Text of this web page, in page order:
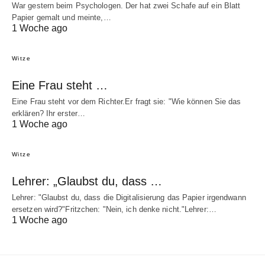
War gestern beim Psychologen. Der hat zwei Schafe auf ein Blatt
Papier gemalt und meinte,…
1 Woche ago
Witze
Eine Frau steht …
Eine Frau steht vor dem Richter.Er fragt sie: "Wie können Sie das
erklären? Ihr erster…
1 Woche ago
Witze
Lehrer: „Glaubst du, dass …
Lehrer: "Glaubst du, dass die Digitalisierung das Papier irgendwann
ersetzen wird?"Fritzchen: "Nein, ich denke nicht."Lehrer:…
1 Woche ago